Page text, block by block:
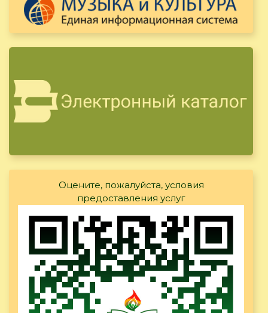
Оцените, пожалуйста, условия
предоставления услуг